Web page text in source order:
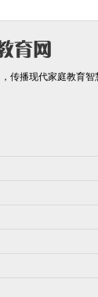
传播现代家庭教育智